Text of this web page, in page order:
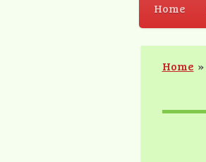
Home
Home »